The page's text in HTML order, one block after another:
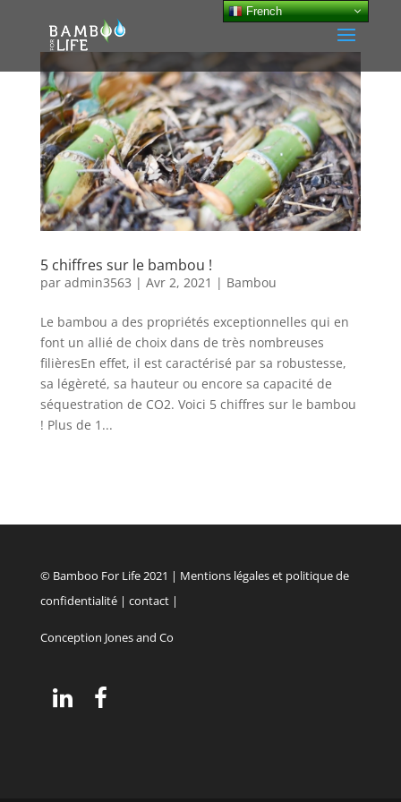
5 chiffres sur le bambou !
par admin3563 | Avr 2, 2021 | Bambou
Le bambou a des propriétés exceptionnelles qui en
font un allié de choix dans de très nombreuses
filièresEn effet, il est caractérisé par sa robustesse,
sa légèreté, sa hauteur ou encore sa capacité de
séquestration de CO2. Voici 5 chiffres sur le bambou
! Plus de 1...
© Bamboo For Life 2021 | Mentions légales et politique de
confidentialité| contact|
Conception Jones and Co
French